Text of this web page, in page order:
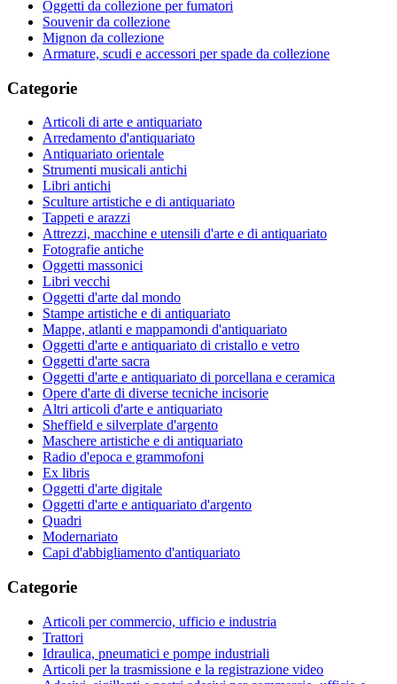
Oggetti da collezione per fumatori
Souvenir da collezione
Mignon da collezione
Armature, scudi e accessori per spade da collezione
Categorie
Articoli di arte e antiquariato
Arredamento d'antiquariato
Antiquariato orientale
Strumenti musicali antichi
Libri antichi
Sculture artistiche e di antiquariato
Tappeti e arazzi
Attrezzi, macchine e utensili d'arte e di antiquariato
Fotografie antiche
Oggetti massonici
Libri vecchi
Oggetti d'arte dal mondo
Stampe artistiche e di antiquariato
Mappe, atlanti e mappamondi d'antiquariato
Oggetti d'arte e antiquariato di cristallo e vetro
Oggetti d'arte sacra
Oggetti d'arte e antiquariato di porcellana e ceramica
Opere d'arte di diverse tecniche incisorie
Altri articoli d'arte e antiquariato
Sheffield e silverplate d'argento
Maschere artistiche e di antiquariato
Radio d'epoca e grammofoni
Ex libris
Oggetti d'arte digitale
Oggetti d'arte e antiquariato d'argento
Quadri
Modernariato
Capi d'abbigliamento d'antiquariato
Categorie
Articoli per commercio, ufficio e industria
Trattori
Idraulica, pneumatici e pompe industriali
Articoli per la trasmissione e la registrazione video